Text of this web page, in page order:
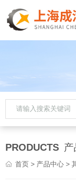
PRODUCTS 产
首页 > 产品中心 >